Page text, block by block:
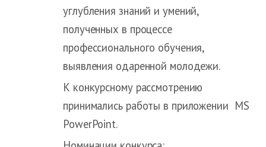
углубления знаний и умений,
полученных в процессе
профессионального обучения,
выявления одаренной молодежи.
К конкурсному рассмотрению
принимались работы в приложении MS
PowerPoint.